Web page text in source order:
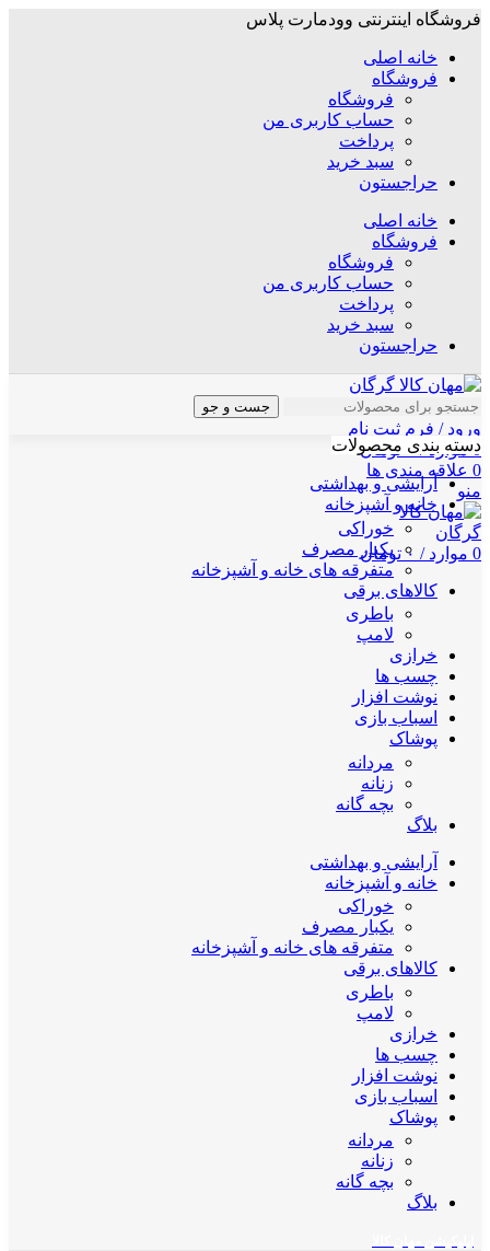
فروشگاه اینترنتی وودمارت پلاس
خانه اصلی
فروشگاه
فروشگاه
حساب کاربری من
پرداخت
سبد خرید
حراجستون
خانه اصلی
فروشگاه
فروشگاه
حساب کاربری من
پرداخت
سبد خرید
حراجستون
جست و جو
ورود / فرم ثبت نام
0 موارد / ۰ تومان
0 علاقه مندی ها
منو
0 موارد / ۰ تومان
دسته بندی محصولات
آرایشی و بهداشتی
خانه و آشپزخانه
خوراکی
یکبار مصرف
متفرقه های خانه و آشپزخانه
کالاهای برقی
باطری
لامپ
خرازی
چسب ها
نوشت افزار
اسباب بازی
پوشاک
مردانه
زنانه
بچه گانه
بلاگ
آرایشی و بهداشتی
خانه و آشپزخانه
خوراکی
یکبار مصرف
متفرقه های خانه و آشپزخانه
کالاهای برقی
باطری
لامپ
خرازی
چسب ها
نوشت افزار
اسباب بازی
پوشاک
مردانه
زنانه
بچه گانه
بلاگ